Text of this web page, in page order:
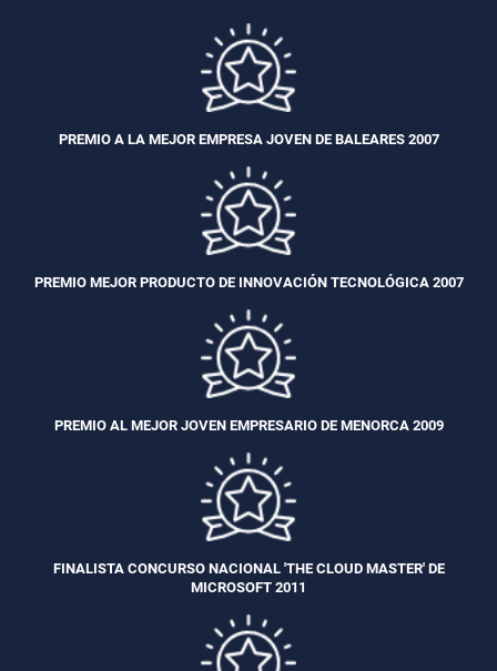
PREMIO A LA MEJOR EMPRESA JOVEN DE BALEARES 2007
PREMIO MEJOR PRODUCTO DE INNOVACIÓN TECNOLÓGICA 2007
PREMIO AL MEJOR JOVEN EMPRESARIO DE MENORCA 2009
FINALISTA CONCURSO NACIONAL 'THE CLOUD MASTER' DE
MICROSOFT 2011